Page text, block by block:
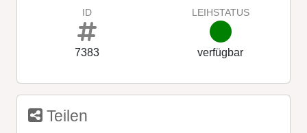
ID
7383
LEIHSTATUS
verfügbar
Teilen